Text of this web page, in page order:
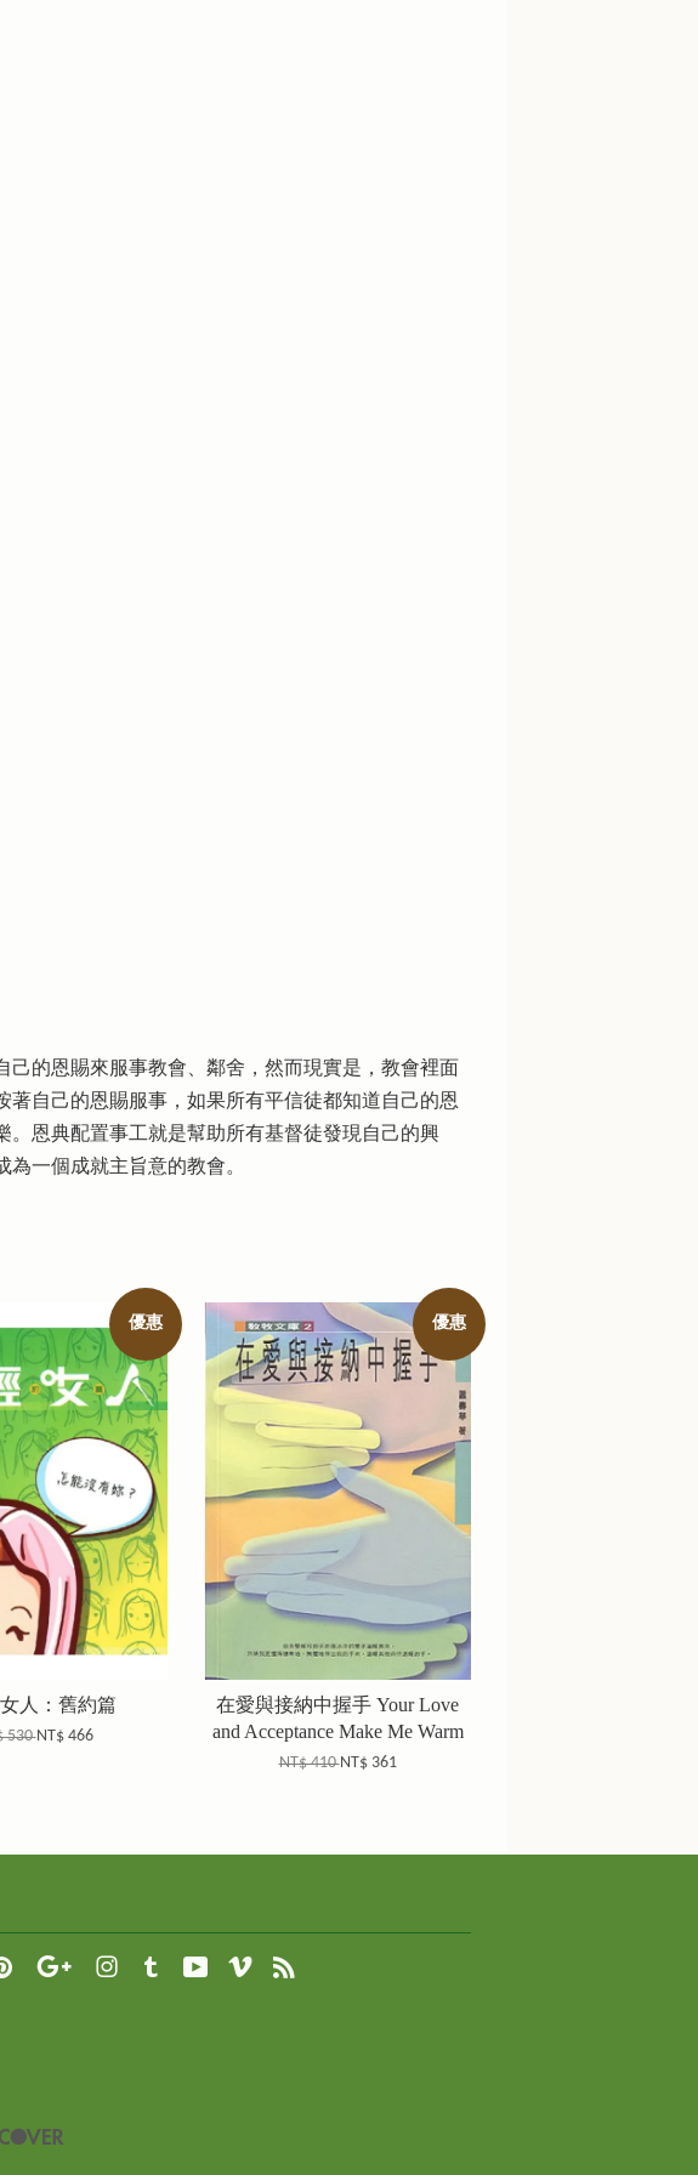
的恩賜來服事教會、鄰舍，然而現實是，教會裡面
自己的恩賜服事，如果所有平信徒都知道自己的恩
恩典配置事工就是幫助所有基督徒發現自己的興
一個成就主旨意的教會。
優惠
女人：舊約篇
530NT$ 466
優惠
在愛與接納中握手 Your Love
and Acceptance Make Me Warm
NT$ 410NT$ 361
Pinterest Google InstagramTumblr YouTubeVimeo